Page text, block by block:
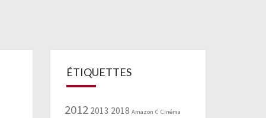
ÉTIQUETTES
2012 2013 2018 Amazon C Cinéma